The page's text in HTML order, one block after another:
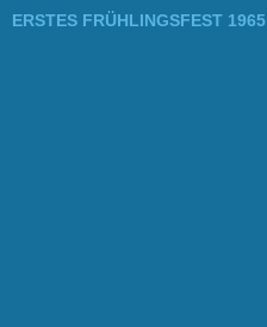
ERSTES FRÜHLINGSFEST 1965